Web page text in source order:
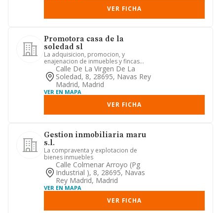
VER FICHA
Promotora casa de la
soledad sl
La adquisicion, promocion, y
enajenacion de inmuebles y fincas
rusticas y urbanas, asi como su expl...
Calle De La Virgen De La
Soledad, 8, 28695, Navas Rey
Madrid, Madrid
VER EN MAPA
VER FICHA
Gestion inmobiliaria maru
s.l.
La compraventa y explotacion de
bienes inmuebles
Calle Colmenar Arroyo (pg
Industrial ), 8, 28695, Navas
Rey Madrid, Madrid
VER EN MAPA
VER FICHA